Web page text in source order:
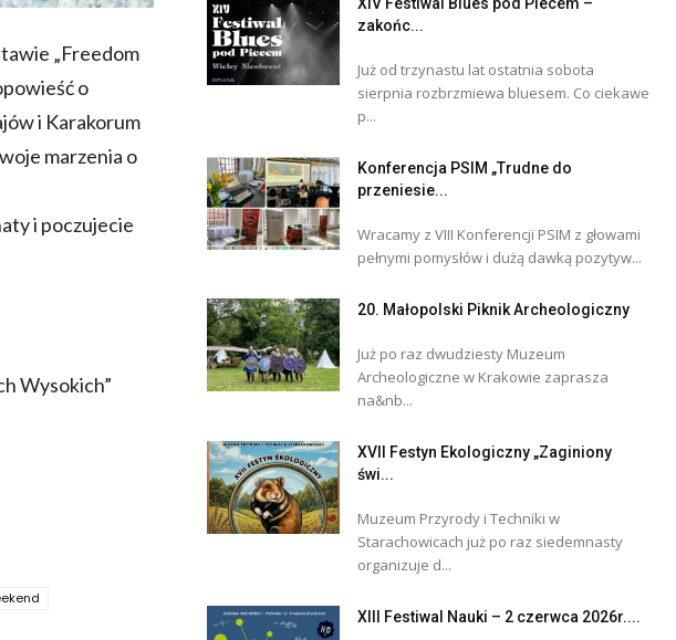
„Freedom
o
i Karakorum
marzenia o
i poczujecie
Wysokich”
zakońc...
Już od trzynastu lat ostatnia sobota
sierpnia rozbrzmiewa bluesem. Co ciekawe
p...
Konferencja PSIM „Trudne do
przeniesie...
Wracamy z VIII Konferencji PSIM z głowami
pełnymi pomysłów i dużą dawką pozytyw...
20. Małopolski Piknik Archeologiczny
Już po raz dwudziesty Muzeum
Archeologiczne w Krakowie zaprasza
na&nb...
XVII Festyn Ekologiczny „Zaginiony
świ...
Muzeum Przyrody i Techniki w
Starachowicach już po raz siedemnasty
organizuje d...
XIII Festiwal Nauki – 2 czerwca 2026r....